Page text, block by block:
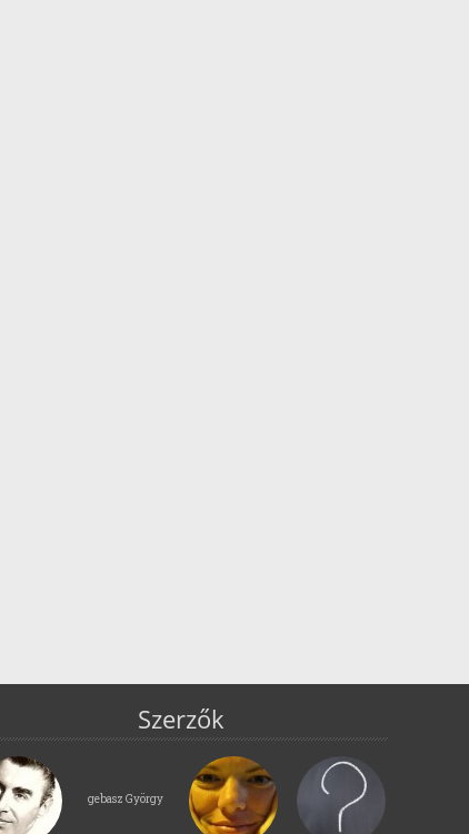
Szerzők
gebasz György